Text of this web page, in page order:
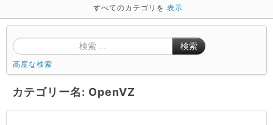
すべてのカテゴリを 表示
検索
高度な検索
カテゴリー名: OpenVZ